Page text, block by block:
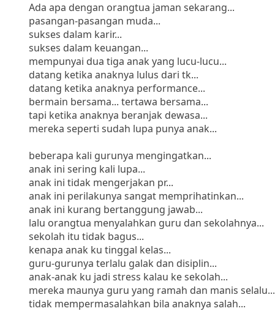
Ada apa dengan orangtua jaman sekarang...
pasangan-pasangan muda...
sukses dalam karir...
sukses dalam keuangan...
mempunyai dua tiga anak yang lucu-lucu...
datang ketika anaknya lulus dari tk...
datang ketika anaknya performance...
bermain bersama... tertawa bersama...
tapi ketika anaknya beranjak dewasa...
mereka seperti sudah lupa punya anak...
beberapa kali gurunya mengingatkan...
anak ini sering kali lupa...
anak ini tidak mengerjakan pr...
anak ini perilakunya sangat memprihatinkan...
anak ini kurang bertanggung jawab...
lalu orangtua menyalahkan guru dan sekolahnya...
sekolah itu tidak bagus...
kenapa anak ku tinggal kelas...
guru-gurunya terlalu galak dan disiplin...
anak-anak ku jadi stress kalau ke sekolah...
mereka maunya guru yang ramah dan manis
tidak mempermasalahkan bila anaknya salah...